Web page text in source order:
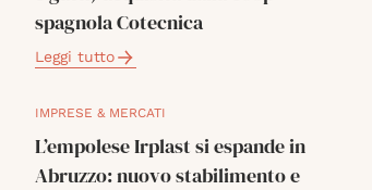
spagnola Cotecnica
Leggi tutto
IMPRESE & MERCATI
L’empolese Irplast si espande in
Abruzzo: nuovo stabilimento e